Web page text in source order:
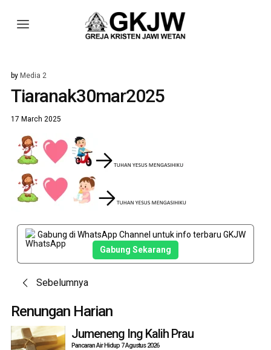
by Media 2
Tiaranak30mar2025
17 March 2025
Gabung di WhatsApp Channel untuk info terbaru GKJW
Gabung Sekarang
Post
navigation
Sebelumnya
Renungan Harian
Jumeneng Ing Kalih Prau
Pancaran Air Hidup 7 Agustus 2026